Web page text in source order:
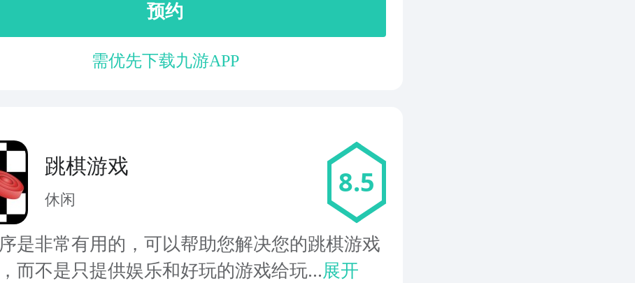
预约
需优先下载九游APP
跳棋游戏
休闲
8.5
是非常有用的，可以帮助您解决您的跳棋游戏
而不是只提供娱乐和好玩的游戏给玩...展开